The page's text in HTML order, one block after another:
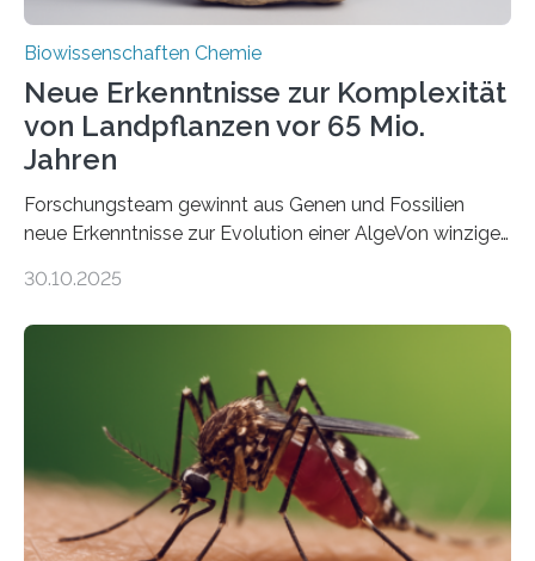
Biowissenschaften Chemie
Neue Erkenntnisse zur Komplexität
von Landpflanzen vor 65 Mio.
Jahren
Forschungsteam gewinnt aus Genen und Fossilien
neue Erkenntnisse zur Evolution einer AlgeVon winzigen
Landpflanzen zählen zu den komplexesten
Grünalgen, die vor Hunderten von Millionen Jahren
lebten. Unter den Vorfahren sticht eine Gruppe heraus,
die noch heute in der Natur vorkommt: die
Süßwasseralge Coleochaetophyceae. Einige Arten
dieser Gruppe bilden aus Zellfäden dichte Geflechte
mit scheibenförmiger Gestalt. Was auffällig ist: Die
nächsten…
30.10.2025